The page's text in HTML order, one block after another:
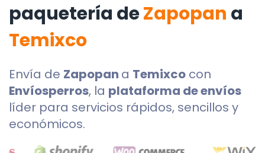
paquetería deZapopan a
Temixco
Envía de Zapopan a Temixco con
Envíosperros, la plataforma de envíos
líder para servicios rápidos, sencillos y
económicos.